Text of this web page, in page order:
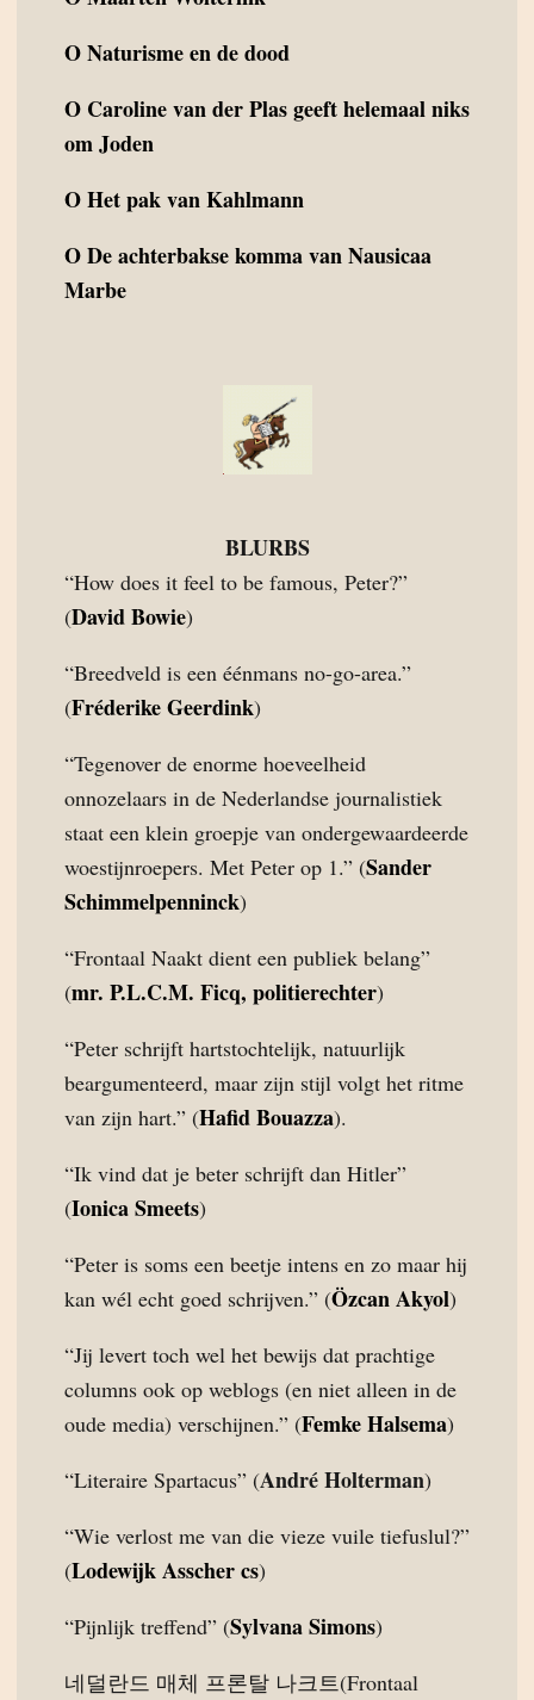
ONaturisme en de dood
O Caroline van der Plas geeft helemaal niks
om Joden
OHet pak van Kahlmann
ODe achterbakse komma van Nausicaa
Marbe
BLURBS
“How does it feel to be famous, Peter?”
(David Bowie)
“Breedveld is een éénmans no-go-area.”
(Fréderike Geerdink)
“Tegenover de enorme hoeveelheid
onnozelaars in de Nederlandse journalistiek
staat een klein groepje van ondergewaardeerde
woestijnroepers. Met Peter op 1.” (Sander
Schimmelpenninck)
“Frontaal Naakt dient een publiek belang”
(mr. P.L.C.M. Ficq, politierechter)
“Peter schrijft hartstochtelijk, natuurlijk
beargumenteerd, maar zijn stijl volgt het ritme
van zijn hart.” (Hafid Bouazza).
“Ik vind dat je beter schrijft dan Hitler”
(Ionica Smeets)
“Peter is soms een beetje intens en zo maar hij
kan wél echt goed schrijven.” (Özcan Akyol)
“Jij levert toch wel het bewijs dat prachtige
columns ook op weblogs (en niet alleen in de
oude media) verschijnen.” (Femke Halsema)
“Literaire Spartacus” (André Holterman)
“Wie verlost me van die vieze vuile tiefuslul?”
(Lodewijk Asscher cs)
“Pijnlijk treffend” (Sylvana Simons)
네덜란드 매체 프론탈 나크트(Frontaal